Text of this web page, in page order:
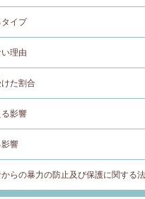
タイプ
理由
た割合
影響
響
らの暴力の防止及び保護に関する法